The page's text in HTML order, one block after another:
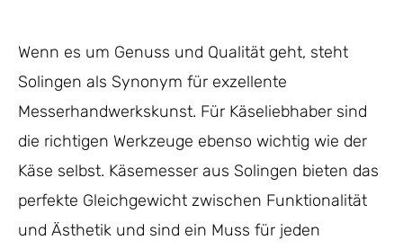
Wenn es um Genuss und Qualität geht, steht
Solingen als Synonym für exzellente
Messerhandwerkskunst. Für Käseliebhaber sind
die richtigen Werkzeuge ebenso wichtig wie der
Käse selbst. Käsemesser aus Solingen bieten das
perfekte Gleichgewicht zwischen Funktionalität
und Ästhetik und sind ein Muss für jeden